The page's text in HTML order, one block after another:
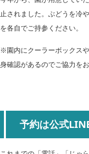
止されました。ぶどうを冷
を各自でご持参ください。
※園内にクーラーボックス
身確認があるのでご協力をお
予約は公式